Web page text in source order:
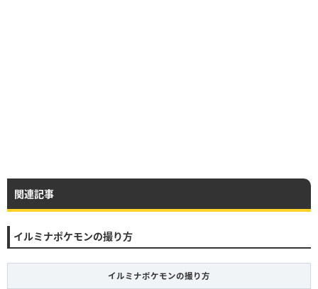
関連記事
イルミナポケモンの撮り方
イルミナポケモンの撮り方